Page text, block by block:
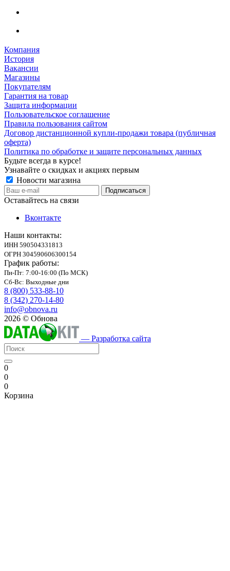
Компания
История
Вакансии
Магазины
Покупателям
Гарантия на товар
Защита информации
Пользовательское соглашение
Правила пользования сайтом
Договор дистанционной купли-продажи товара (публичная
оферта)
Политика по обработке и защите персональных данных
Будьте всегда в курсе!
Узнавайте о скидках и акциях первым
Новости магазина
Оставайтесь на связи
Вконтакте
Наши контакты:
ИНН 590504331813
ОГРН 304590606300154
График работы:
Пн-Пт: 7:00-16:00 (По МСК)
Сб-Вс: Выходные дни
8 (800) 533-88-10
8 (342) 270-14-80
info@obnova.ru
2026 © Обнова
— Разработка сайта
0
0
0
Корзина